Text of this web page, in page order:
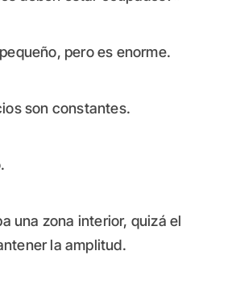
pero es enorme.
son constantes.
una zona interior, quizá el
la amplitud.